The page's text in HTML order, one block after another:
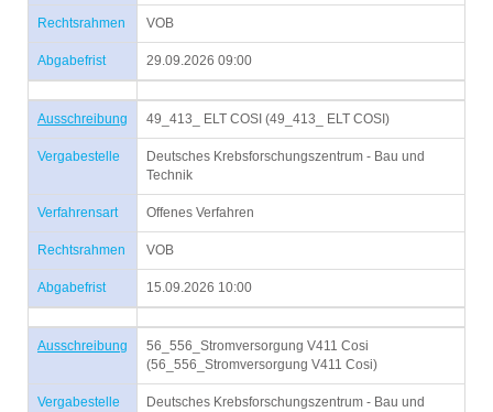
Rechtsrahmen VOB
Abgabefrist 29.09.2026 09:00
Ausschreibung 49_413_ ELT COSI (49_413_ ELT COSI)
Vergabestelle
Deutsches Krebsforschungszentrum - Bau und
Technik
Verfahrensart Offenes Verfahren
Rechtsrahmen VOB
Abgabefrist 15.09.2026 10:00
Ausschreibung
56_556_Stromversorgung V411 Cosi
(56_556_Stromversorgung V411 Cosi)
Vergabestelle
Deutsches Krebsforschungszentrum - Bau und